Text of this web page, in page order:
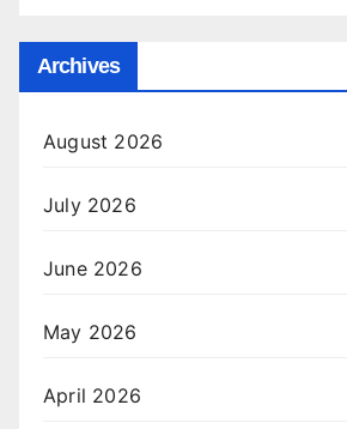
Archives
August 2026
July 2026
June 2026
May 2026
April 2026